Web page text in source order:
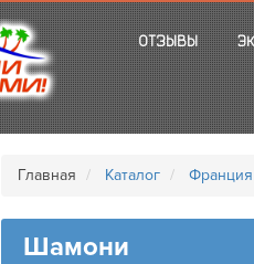
ОТЗЫВЫ
Главная Каталог Франция
Шамони